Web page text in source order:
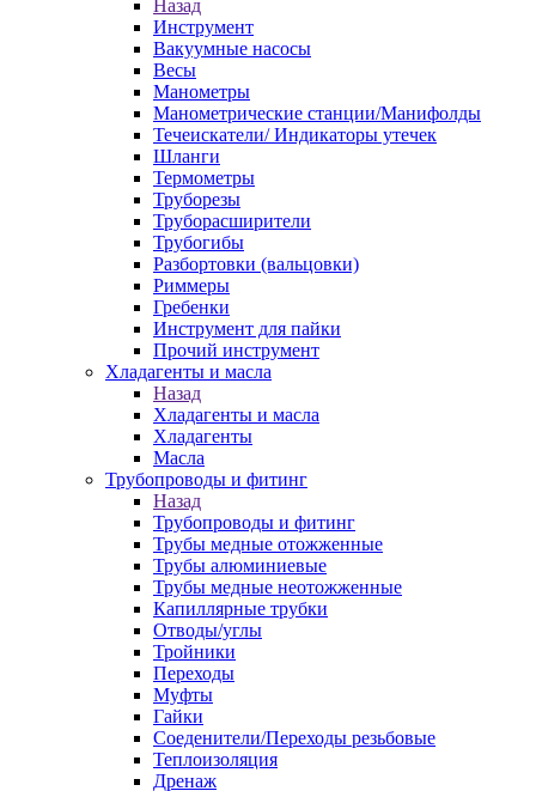
Назад
Инструмент
Вакуумные насосы
Весы
Манометры
Манометрические станции/Манифолды
Течеискатели/ Индикаторы утечек
Шланги
Термометры
Труборезы
Труборасширители
Трубогибы
Разбортовки (вальцовки)
Риммеры
Гребенки
Инструмент для пайки
Прочий инструмент
Хладагенты и масла
Назад
Хладагенты и масла
Хладагенты
Масла
Трубопроводы и фитинг
Назад
Трубопроводы и фитинг
Трубы медные отожженные
Трубы алюминиевые
Трубы медные неотожженные
Капиллярные трубки
Отводы/углы
Тройники
Переходы
Муфты
Гайки
Соеденители/Переходы резьбовые
Теплоизоляция
Дренаж